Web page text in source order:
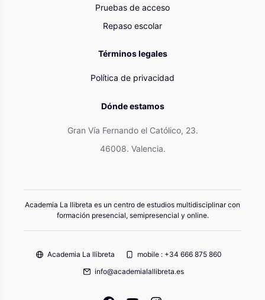
Pruebas de acceso
Repaso escolar
Términos legales
Política de privacidad
Dónde estamos
Gran Vía Fernando el Católico, 23.
46008. Valencia.
Academia La llibreta es un centro de estudios multidisciplinar con
formación presencial, semipresencial y online.
Academia La llibreta
mobile : +34 666 875 860
info@academialallibreta.es